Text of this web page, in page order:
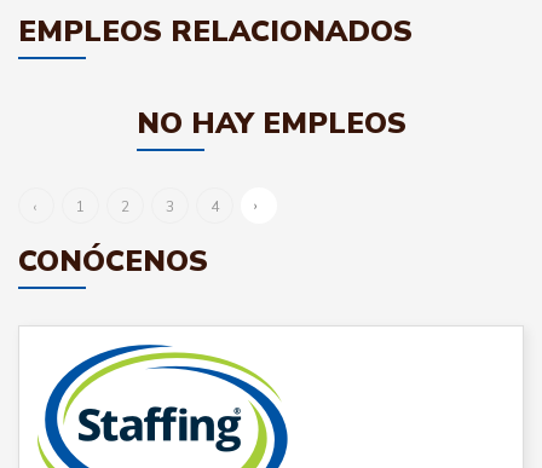
EMPLEOS RELACIONADOS
NO HAY EMPLEOS
‹ 1 2 3 4 ›
CONÓCENOS